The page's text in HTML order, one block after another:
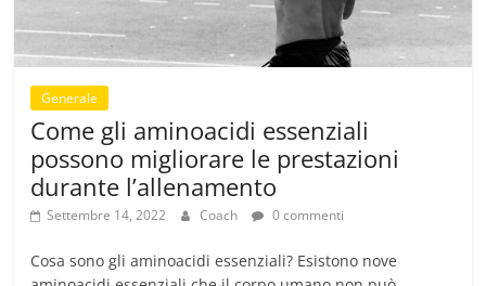
Generale
Come gli aminoacidi essenziali
possono migliorare le prestazioni
durante l’allenamento
Settembre 14, 2022 Coach 0 commenti
Cosa sono gli aminoacidi essenziali? Esistono nove